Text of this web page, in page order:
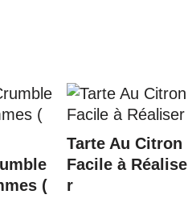
(
Tarte Au Citron
Facile à Réalise
r